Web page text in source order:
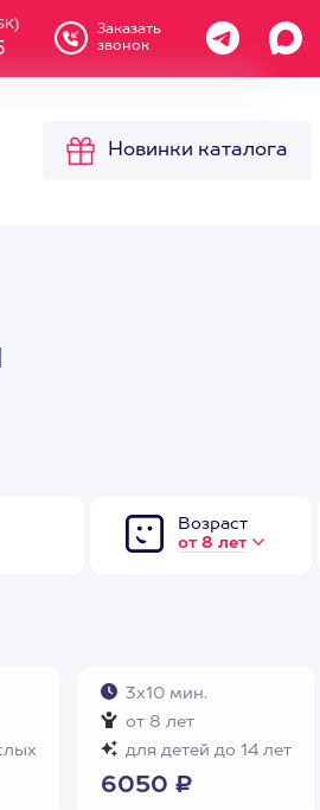
Заказать
звонок
Новинки каталога
Возраст
от 8 лет
3х10 мин.
от 8 лет
для детей до 14 лет
6050 ₽